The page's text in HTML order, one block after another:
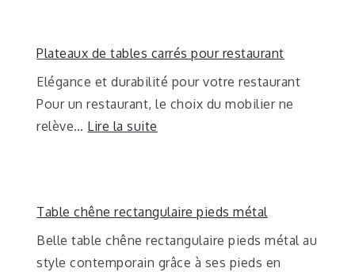
Plateaux de tables carrés pour restaurant
Elégance et durabilité pour votre restaurant
Pour un restaurant, le choix du mobilier ne
relève… Lire la suite
Table chêne rectangulaire pieds métal
Belle table chêne rectangulaire pieds métal au
style contemporain grâce à ses pieds en